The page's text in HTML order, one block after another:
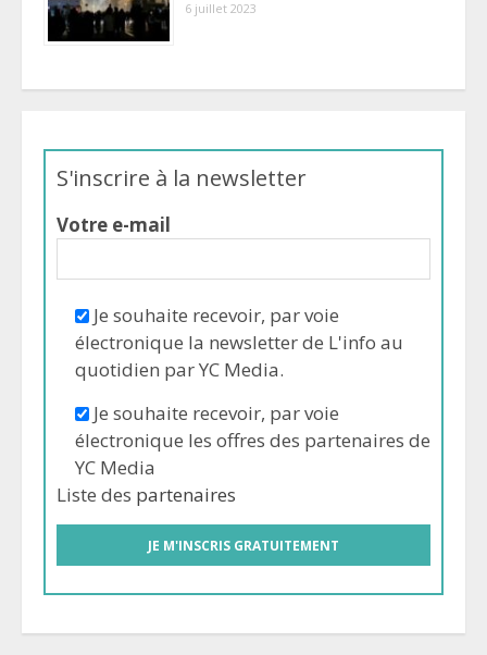
6 juillet 2023
S'inscrire à la newsletter
Votre e-mail
Je souhaite recevoir, par voie
électronique la newsletter de L'info au
quotidien par YC Media.
Je souhaite recevoir, par voie
électronique les offres des partenaires de
YC Media
Liste des partenaires